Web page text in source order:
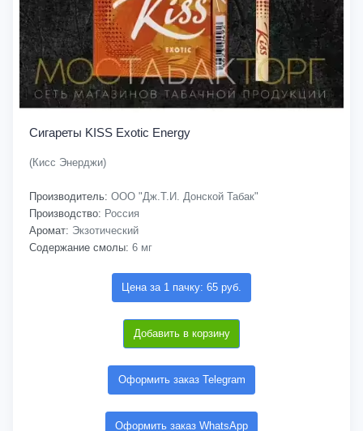
Сигареты KISS Exotic Energy
(Кисс Энерджи)
Производитель: ООО "Дж.Т.И. Донской Табак"
Производство: Россия
Аромат: Экзотический
Содержание смолы: 6 мг
Цена за 1 пачку: 65 руб.
Добавить в корзину
Оформить заказ Telegram
Оформить заказ WhatsApp